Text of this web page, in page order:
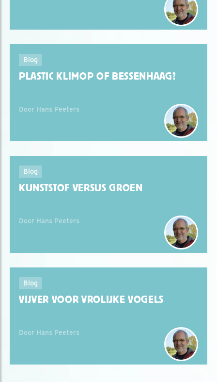
Blog
PLASTIC KLIMOP OF BESSENHAAG?
Door Hans Peeters
Blog
KUNSTSTOF VERSUS GROEN
Door Hans Peeters
Blog
VIJVER VOOR VROLIJKE VOGELS
Door Hans Peeters